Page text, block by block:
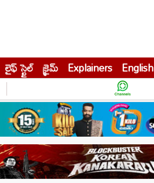
లైఫ్ స్టైల్ క్రైమ్ Explainers English